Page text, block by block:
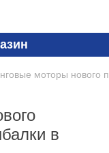
моторы
в